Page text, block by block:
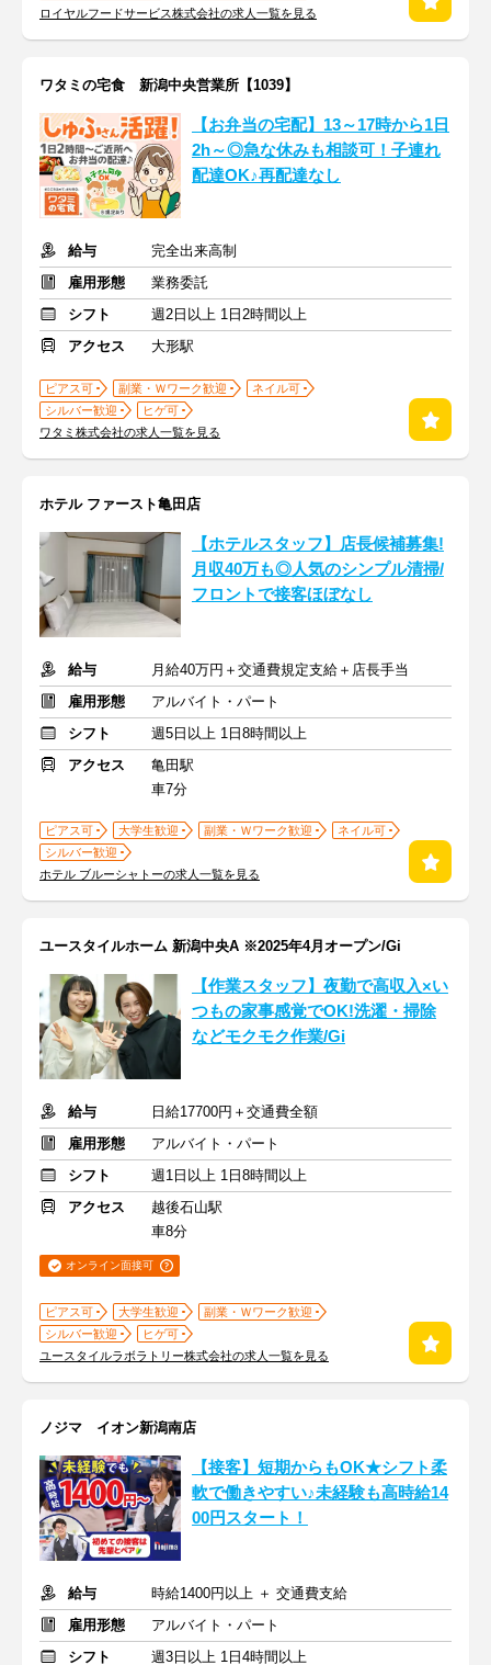
ロイヤルフードサービス株式会社の求人一覧を見る
ワタミの宅食 新潟中央営業所【1039】
【お弁当の宅配】13～17時から1日
2h～◎急な休みも相談可！子連れ
配達OK♪再配達なし
給与
完全出来高制
雇用形態
業務委託
シフト
週2日以上 1日2時間以上
アクセス
大形駅
ピアス可 副業・Ｗワーク歓迎
ネイル可
シルバー歓迎
ヒゲ可
ワタミ株式会社の求人一覧を見る
ホテル ファースト亀田店
【ホテルスタッフ】店長候補募集!
月収40万も◎人気のシンプル清掃/
フロントで接客ほぼなし
給与
月給40万円＋交通費規定支給＋店長手当
雇用形態
アルバイト・パート
シフト
週5日以上 1日8時間以上
アクセス
亀田駅
車7分
ピアス可 大学生歓迎 副業・Ｗワーク歓迎
ネイル可
シルバー歓迎
ホテル ブルーシャトーの求人一覧を見る
ユースタイルホーム 新潟中央A ※2025年4月オープン/Gi
【作業スタッフ】夜勤で高収入×い
つもの家事感覚でOK!洗濯・掃除
などモクモク作業/Gi
給与
日給17700円＋交通費全額
雇用形態
アルバイト・パート
シフト
週1日以上 1日8時間以上
アクセス
越後石山駅
車8分
オンライン面接可
ピアス可 大学生歓迎
副業・Ｗワーク歓迎
シルバー歓迎
ヒゲ可
ユースタイルラボラトリー株式会社の求人一覧を見る
ノジマ イオン新潟南店
【接客】短期からもOK★シフト柔
軟で働きやすい♪未経験も高時給14
00円スタート！
給与
時給1400円以上 ＋ 交通費支給
雇用形態
アルバイト・パート
シフト
週3日以上 1日4時間以上